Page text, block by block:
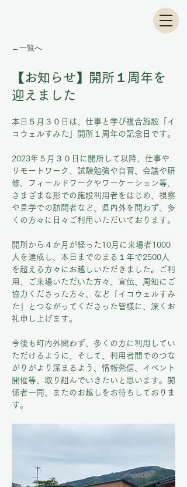
←一覧へ
【お知らせ】開所１周年を
迎えました
本日５月３０日は、仕事と学び複合施設「イ
コウェルすみた」開所１周年の記念日です。
2023年５月３０日に開所して以降、 仕事や
リモートワーク、試験勉強や自習、会議や研
修、フィールドワークやワーケーション等、
さまざまな形での施設利用者をはじめ、視察
や見学での訪問者など、県内外を問わず、多
くの方々に日々ご利用いただいております。
開所から４か月が経った10月に来場者1000
人を達成し、本日までのまる１年で2500人
を超える方々にお越しいただきました。ご利
用、ご来場いただいた方々、宣伝、周知にご
協力くださった方々、など「イコウェルすみ
た」とつながってくださった皆様に、深くお
礼申し上げます。
今後も町内外問わず、多くの方に利用してい
ただけるように、そして、利用者間でのつな
がりがより深まるよう、情報発信、イベント
開催等、取り組んでいきたいと思います。関
係者一同、またのお越しをお待ちしておりま
す。